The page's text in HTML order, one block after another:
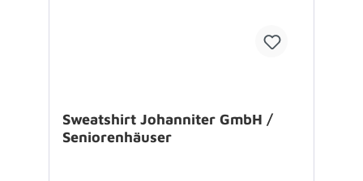
Sweatshirt Johanniter GmbH /
Seniorenhäuser